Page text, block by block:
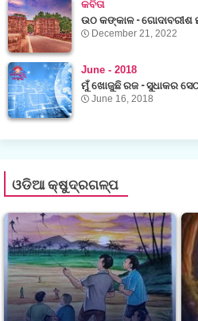
କବିତା
ଉଠ କଙ୍କାଳ - ଗୋଦାବରୀଶ
December 21, 2022
June - 2018
ମୁଁ ଖୋଜୁଛି ରଜ - ସୁଧାକର
June 16, 2018
ଓଡିଆ କ୍ଷୁଦ୍ରଗଳ୍ପ